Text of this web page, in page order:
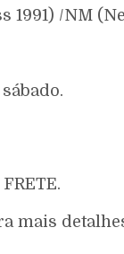
1991) /NM
mais